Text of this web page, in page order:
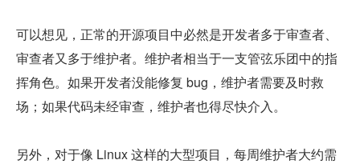
可以想见，正常的开源项目中必然是开发者多于审查者、
审查者又多于维护者。维护者相当于一支管弦乐团中的指
挥角色。如果开发者没能修复 bug，维护者需要及时救
场；如果代码未经审查，维护者也得尽快介入。
另外，对于像 Linux 这样的大型项目，每周维护者大约需